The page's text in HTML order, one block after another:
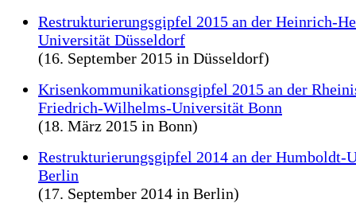
Restrukturierungsgipfel 2015 an der Heinrich-
Universität Düsseldorf
(16. September 2015 in Düsseldorf)
Krisenkommunikationsgipfel 2015 an der
Friedrich-Wilhelms-Universität Bonn
(18. März 2015 in Bonn)
Restrukturierungsgipfel 2014 an der Humboldt-
Berlin
(17. September 2014 in Berlin)